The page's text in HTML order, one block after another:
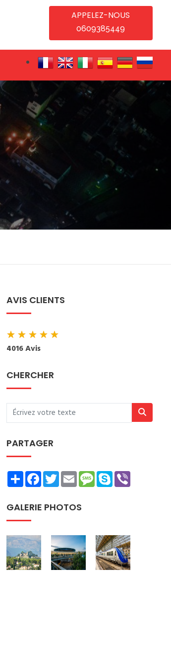
APPELEZ-NOUS
0609385449
AVIS CLIENTS
★★★★★
4016 Avis
CHERCHER
PARTAGER
ShareFacebookTwitterEmailMessage
Skype
GALERIE PHOTOS